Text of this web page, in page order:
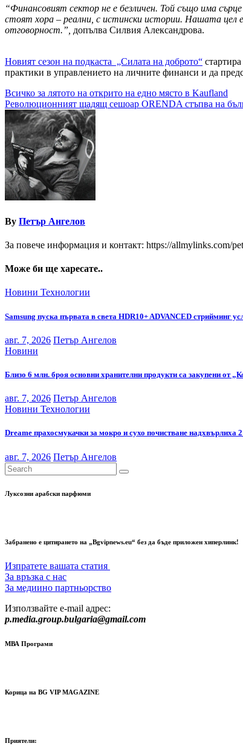
“Финансовият сектор не е безличен. Той също има сърце
стоят хора – реални, с истински истории. Нашата цел
отговорност.”, допълва Силвия Александрова.
Новият сезон на подкаста „Силата на доброто“
практики в управлението на личните финанси и да
Навигация
Всичко за лятото на открито на едно място в Kaufland
Революционният щадящ сешоар ORENDA стъпва на
By Петър Ангелов
За повече информация и контакт: https://allmylinks.com/
Може би ще харесате..
Новини Технологии
Samsung пуска първата в света HDR10+ ADVANCED стрийминг
авг. 7, 2026 Петър Ангелов
Новини
Близо 6 млн. броя основни хранителни продукти са закупени от
авг. 7, 2026 Петър Ангелов
Новини Технологии
Dreame прахосмукачки за мокро и сухо почистване надхвърлиха
авг. 7, 2026 Петър Ангелов
Луксозни арабски парфюми
Забранено е цитирането на „Bgvipnews.eu“ без да бъде приложен хиперлинк!
Изпратете вашата статия
За връзка с нас
За медиино партньорство
Използвайте e-mail адрес:
p.media.group.bulgaria@gmail.com
МВА Програми
Корица на BG VIP MAGAZINE
Приятели: